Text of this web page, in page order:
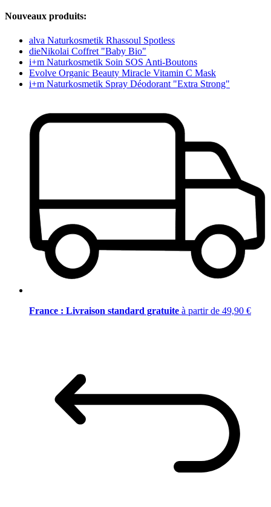
Nouveaux produits:
alva Naturkosmetik Rhassoul Spotless
dieNikolai Coffret "Baby Bio"
i+m Naturkosmetik Soin SOS Anti-Boutons
Evolve Organic Beauty Miracle Vitamin C Mask
i+m Naturkosmetik Spray Déodorant "Extra Strong"
France : Livraison standard gratuite à partir de 49,90 €